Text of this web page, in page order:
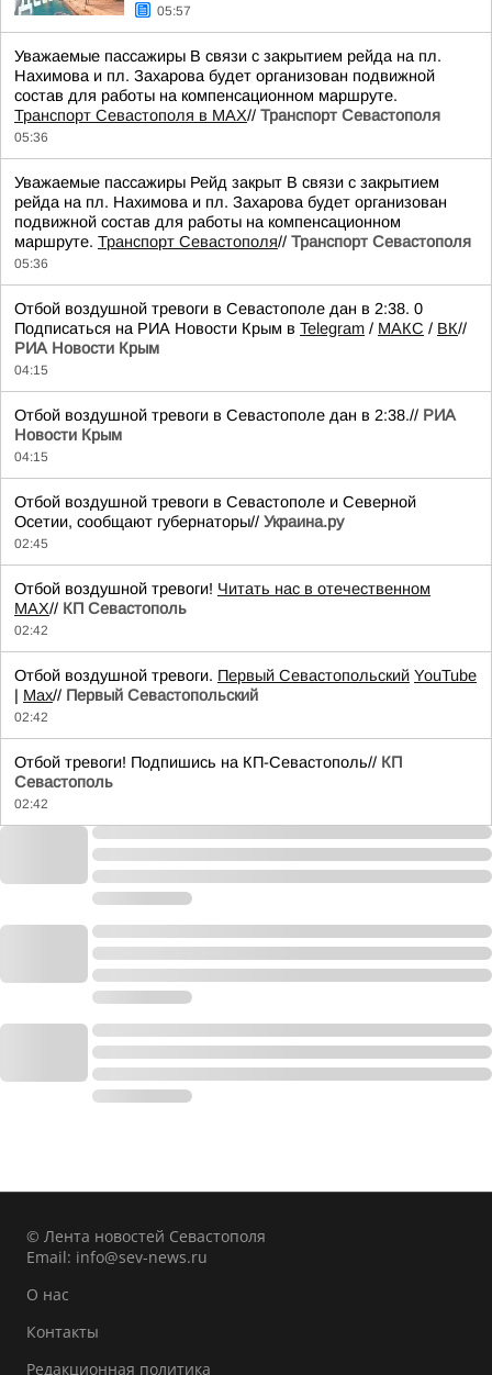
05:57
Уважаемые пассажиры В связи с закрытием рейда на пл.
Нахимова и пл. Захарова будет организован подвижной
состав для работы на компенсационном маршруте.
Транспорт Севастополя в MAX// Транспорт Севастополя
05:36
Уважаемые пассажиры Рейд закрыт В связи с закрытием
рейда на пл. Нахимова и пл. Захарова будет организован
подвижной состав для работы на компенсационном
маршруте. Транспорт Севастополя// Транспорт Севастополя
05:36
Отбой воздушной тревоги в Севастополе дан в 2:38. 0
Подписаться на РИА Новости Крым в Telegram / МАКС / ВК//
РИА Новости Крым
04:15
Отбой воздушной тревоги в Севастополе дан в 2:38.// РИА
Новости Крым
04:15
Отбой воздушной тревоги в Севастополе и Северной
Осетии, сообщают губернаторы// Украина.ру
02:45
Отбой воздушной тревоги! Читать нас в отечественном
MAX// КП Севастополь
02:42
Отбой воздушной тревоги. Первый Севастопольский YouTube
| Max// Первый Севастопольский
02:42
Отбой тревоги! Подпишись на КП-Севастополь// КП
Севастополь
02:42
© Лента новостей Севастополя
Email: info@sev-news.ru
О нас
Контакты
Редакционная политика